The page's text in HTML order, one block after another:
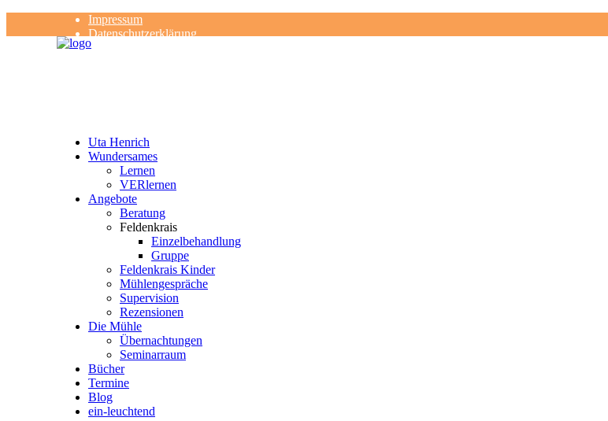
Impressum
Datenschutzerklärung
Kontakt
Uta Henrich
Wundersames
Lernen
VERlernen
Angebote
Beratung
Feldenkrais
Einzelbehandlung
Gruppe
Feldenkrais Kinder
Mühlengespräche
Supervision
Rezensionen
Die Mühle
Übernachtungen
Seminarraum
Bücher
Termine
Blog
ein-leuchtend